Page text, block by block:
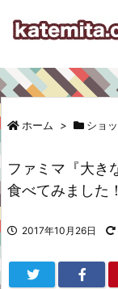
ホーム > ショ
ファミマ『大き
食べてみました！
2017年10月26日